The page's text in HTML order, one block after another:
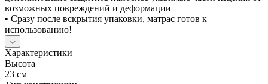
возможных повреждений и деформации
• Сразу после вскрытия упаковки, матрас готов к
использованию!
Характеристики
Высота
23 см